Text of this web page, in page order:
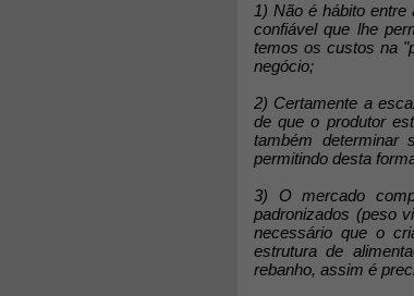
1) Não é hábito
confiável que lhe
temos os custos na
negócio;
2) Certamente a
de que o produtor
também determinar
permitindo desta
3) O mercado
padronizados (peso
necessário que o
estrutura de
rebanho, assim é